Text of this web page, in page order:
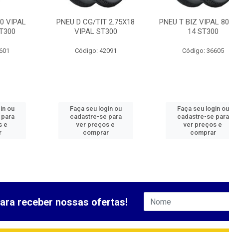
VIPAL
ou
e
PNEU D CG/TIT 2.75X18
VIPAL ST300
Código: 42091
Faça seu login ou
cadastre-se para
ver preços e
comprar
PNEU T BIZ VIPAL
14 ST300
Código: 36605
Faça seu login ou
cadastre-se para
ver preços e
comprar
receber nossas ofertas!